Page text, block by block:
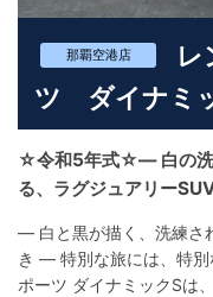
那覇空港店
レ
ツ ダイナミ
☆令和5年式☆― 白の洗
る、ラグジュアリー
― 白と黒が描く、洗練さ
き ― 特別な旅には、特別な一台が似合います。 レンジローバース
ポーツ ダイナミックSは